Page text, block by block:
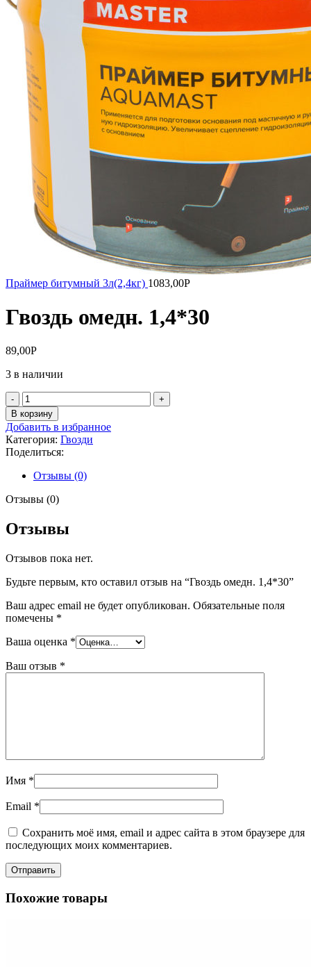
Праймер битумный 3л(2,4кг) 1083,00Р
Гвоздь омедн. 1,4*30
89,00Р
3 в наличии
Количество
товара
Гвоздь
омедн.
1,4*30
В корзину
Добавить в избранное
Категория: Гвозди
Поделиться:
Отзывы (0)
Отзывы (0)
Отзывы
Отзывов пока нет.
Будьте первым, кто оставил отзыв на “Гвоздь омедн. 1,4*30”
Ваш адрес email не будет опубликован. Обязательные поля
помечены *
Ваша оценка *
Ваш отзыв *
Имя *
Email *
Сохранить моё имя, email и адрес сайта в этом браузере для
последующих моих комментариев.
Похожие товары